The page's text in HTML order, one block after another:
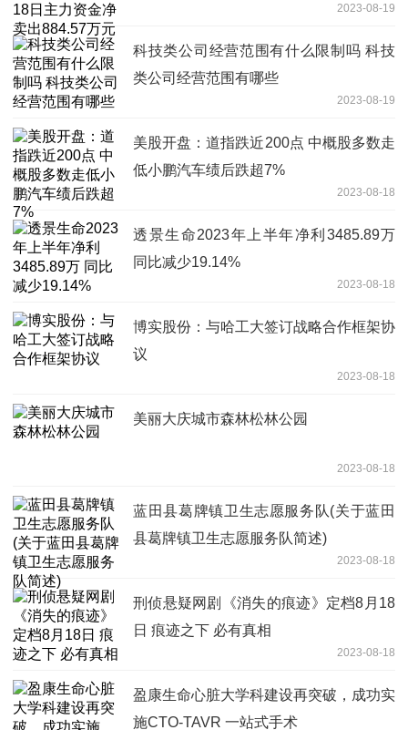
2023-08-19
科技类公司经营范围有什么限制吗 科技
类公司经营范围有哪些
2023-08-19
美股开盘：道指跌近200点 中概股多数走
低小鹏汽车绩后跌超7%
2023-08-18
透景生命2023年上半年净利3485.89万
同比减少19.14%
2023-08-18
博实股份：与哈工大签订战略合作框架协
议
2023-08-18
美丽大庆城市森林松林公园
2023-08-18
蓝田县葛牌镇卫生志愿服务队(关于蓝田
县葛牌镇卫生志愿服务队简述)
2023-08-18
刑侦悬疑网剧《消失的痕迹》定档8月18
日 痕迹之下 必有真相
2023-08-18
盈康生命心脏大学科建设再突破，成功实
施CTO-TAVR 一站式手术